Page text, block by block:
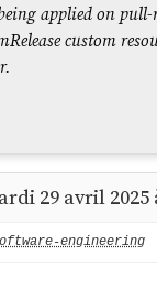
applied on
custom
une partie duuse-
29 avril 2025
engineering